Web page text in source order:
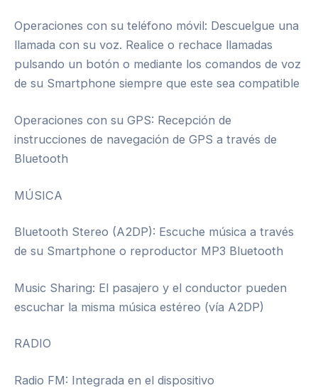
Operaciones con su teléfono móvil: Descuelgue una
llamada con su voz. Realice o rechace llamadas
pulsando un botón o mediante los comandos de voz
de su Smartphone siempre que este sea compatible
Operaciones con su GPS: Recepción de
instrucciones de navegación de GPS a través de
Bluetooth
MÚSICA
Bluetooth Stereo (A2DP): Escuche música a través
de su Smartphone o reproductor MP3 Bluetooth
Music Sharing: El pasajero y el conductor pueden
escuchar la misma música estéreo (vía A2DP)
RADIO
Radio FM: Integrada en el dispositivo